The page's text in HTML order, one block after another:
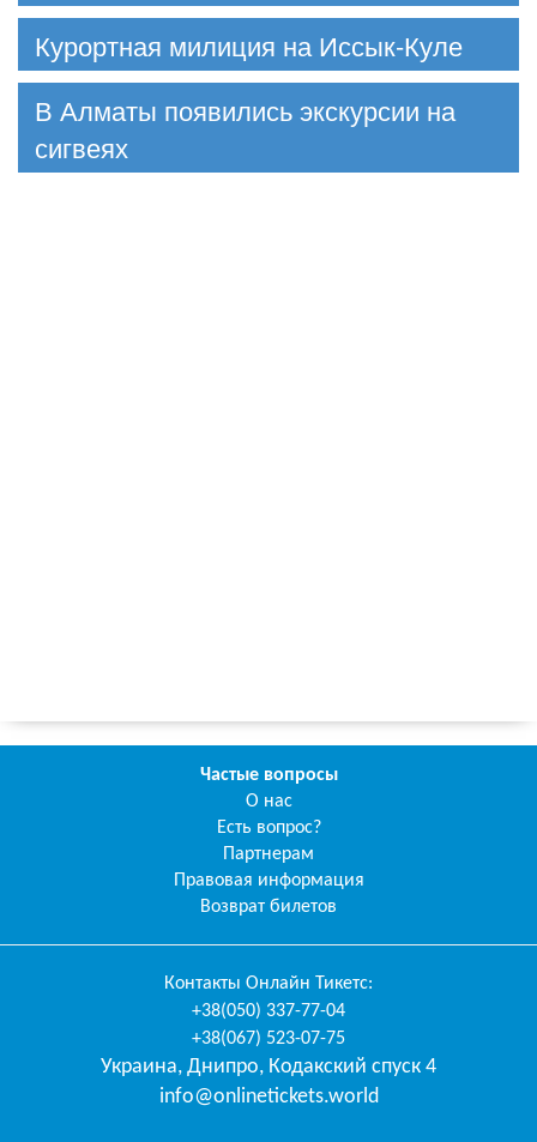
Курортная милиция на Иссык-Куле
В Алматы появились экскурсии на
сигвеях
Частые вопросы
О нас
Есть вопрос?
Партнерам
Правовая информация
Возврат билетов
Контакты Онлайн Тикетс:
+38(050) 337-77-04
+38(067) 523-07-75
Украина, Днипро, Кодакский спуск 4
info@onlinetickets.world